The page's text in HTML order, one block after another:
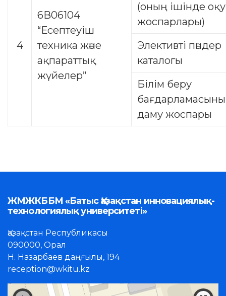
4
6В06104
“Есептеуіш
техника және
ақпараттық
жүйелер”
(оның ішінде оқу
жоспарлары)
Элективті пәндер
каталогы
Білім беру
даму жоспары
ЖМЖКББМ «Батыс Қазақстан инновациялық-
технологиялық университеті»
Қазақстан Республикасы
090000, Орал
Н. Назарбаев даңғылы, 194
reception@wkitu.kz